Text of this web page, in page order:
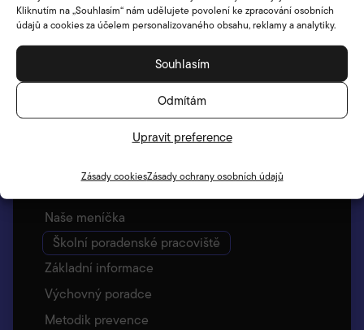
Kliknutím na „Souhlasím“ nám udělujete povolení ke zpracování osobních
údajů a cookies za účelem personalizovaného obsahu, reklamy a analytiky.
Souhlasím
Odmítám
Upravit preference
Zásady cookiesZásady ochrany osobních údajů
Základní informace
Umístění a oddělení ŠD
Školní klub
Vychovatelky ŠD
Vyzvedávání dětí – Bellhop
Naše meníčka
Školní poradenské pracoviště
Základní informace
Výchovný poradce
Metodik prevence